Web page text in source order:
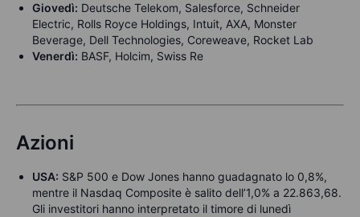
Giovedì: Deutsche Telekom, Salesforce, Schneider
Electric, Rolls Royce Holdings, Intuit, AXA, Monster
Beverage, Dell Technologies, Coreweave, Rocket Lab
Venerdì: BASF, Holcim, Swiss Re
Azioni
USA: S&P 500 e Dow Jones hanno guadagnato lo 0,8%,
mentre il Nasdaq Composite è salito dell’1,0% a 22.863,68.
Gli investitori hanno interpretato il timore di lunedì